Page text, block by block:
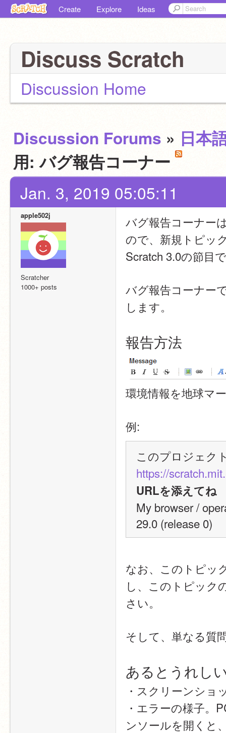
Create Explore Ideas
Discuss Scratch
Discussion Home
Discussion Forums » 日本
用: バグ報告コーナー
Jan. 3, 2019 05:05:11
apple502j
Scratcher
1000+ posts
バグ報告コーナー
ので、新規トピッ
Scratch 3.0の節目
バグ報告コーナー
します。
報告方法
環境情報を地球マ
例:
このプロジェク
https://
URLを添えてね
My browser /
29.0 (release 0)
なお、このトピッ
し、このトピック
さい。
そして、単なる質
あるとうれし
・スクリーンショ
・エラーの様子。
ンソールを開くと